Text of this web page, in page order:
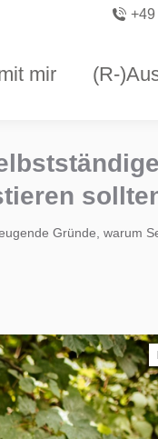
mir (R-
Gründe, warum